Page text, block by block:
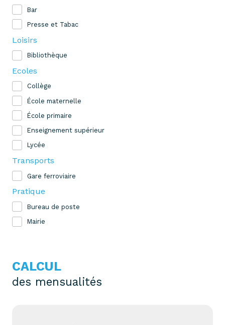
Bar
Presse et Tabac
Loisirs
Bibliothèque
Ecoles
Collège
École maternelle
École primaire
Enseignement supérieur
Lycée
Transports
Gare ferroviaire
Pratique
Bureau de poste
Mairie
CALCUL
des mensualités